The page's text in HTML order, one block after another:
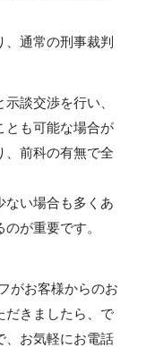
、通常の刑事裁判
談交渉を行い、
とも可能な場合が
、前科の有無で全
ない場合も多くあ
が重要です。
がお客様からのお
だきましたら、で
、お気軽にお電話